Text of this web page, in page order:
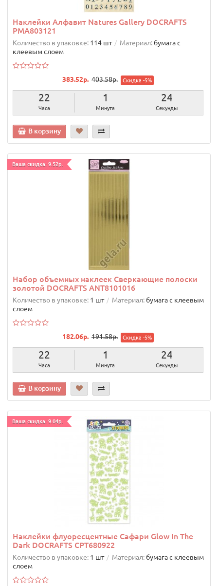
Наклейки Алфавит Natures Gallery DOCRAFTS
PMA803121
Количество в упаковке: 114 шт Материал: бумага с
клеевым слоем
383.52р. 403.58р. Скидка -5%
22
Часа
1
Минута
23
Секунды
В корзину
Ваша скидка: 9.52р.
Набор объемных наклеек Сверкающие полоски
золотой DOCRAFTS ANT8101016
Количество в упаковке: 1 шт Материал: бумага с клеевым
слоем
182.06р. 191.58р. Скидка -5%
22
Часа
1
Минута
23
Секунды
В корзину
Ваша скидка: 9.04р.
Наклейки флуоресцентные Сафари Glow In The
Dark DOCRAFTS CPT680922
Количество в упаковке: 1 шт Материал: бумага с клеевым
слоем